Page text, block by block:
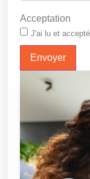
Acceptation
J'ai lu et
Envoyer